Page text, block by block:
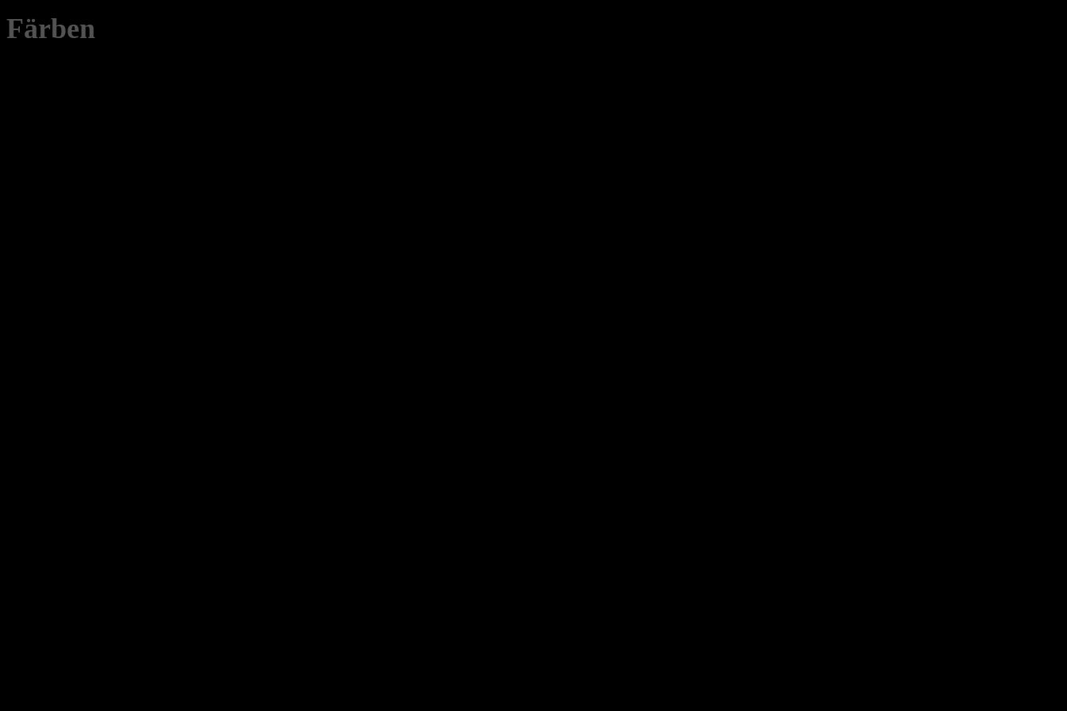
Färben